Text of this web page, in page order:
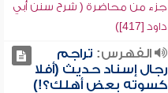
جزء من محاضرة ( شرح سنن أبي
داود [417])
الفهرس: تراجم
رجال إسناد حديث (أفلا
كسوته بعض أهلك؟!)